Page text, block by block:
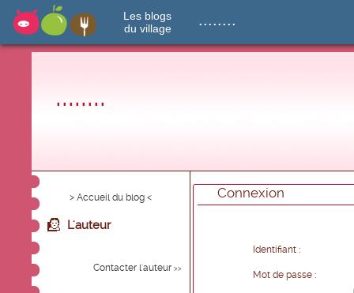
Les blogs
du village
........
........
> Accueil du blog <
L'auteur
Contacter l'auteur >>
Connexion
Identifiant :
Mot de passe :